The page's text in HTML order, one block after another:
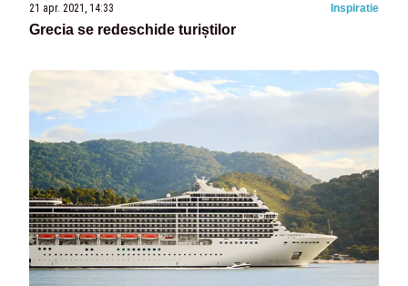
21 apr. 2021, 14:33 Inspiratie
Grecia se redeschide turiștilor